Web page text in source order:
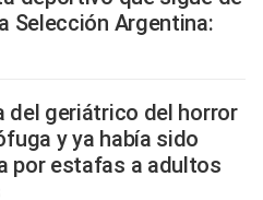
Selección Argentina:
del geriátrico del horror
y ya había sido
por estafas a adultos